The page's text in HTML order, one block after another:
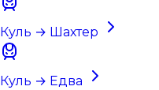
Куль → Шахтер
Куль → Едва